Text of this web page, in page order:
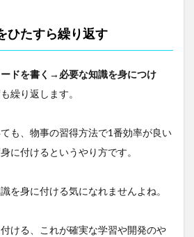
ひたすら繰り返す
ードを書く→必要な知識を身につけ
繰り返します。
も、物事の習得方法で1番効率が良い
に付けるというやり方です。
を身に付ける気になれませんよね。
ける、これが確実な学習や開発のや